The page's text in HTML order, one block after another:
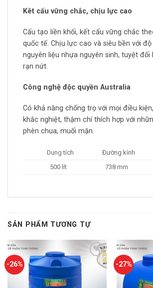
Kêt cấu vững chắc, chịu lực cao
Cấu tạo liền khối, kết cấu vững chắc
quốc tế. Chịu lực cao và siêu bền với
nguyên liệu nhựa nguyên sinh, tuyệt đối
rạn nứt.
Công nghệ độc quyền Australia
Có khả năng chống trọ với mọi điều
khắc nghiệt, thậm chí thích hợp với
phèn chua, muối mặn.
Dung tích Đường kính
500 lít
738 mm
SẢN PHẨM TƯƠNG TỰ
-26%
Add to
wishlist
-27%